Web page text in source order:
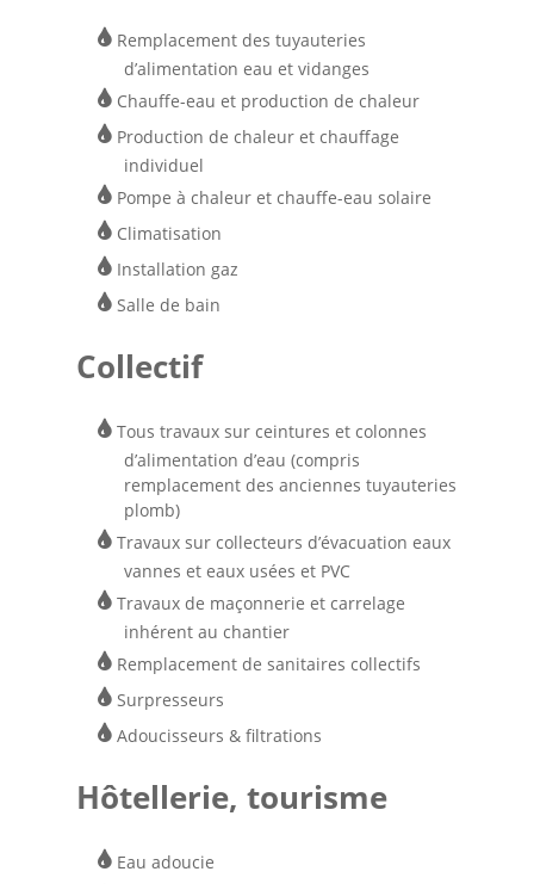
Remplacement des tuyauteries
d’alimentation eau et vidanges
Chauffe-eau et production de chaleur
Production de chaleur et chauffage
individuel
Pompe à chaleur et chauffe-eau solaire
Climatisation
Installation gaz
Salle de bain
Collectif
Tous travaux sur ceintures et colonnes
d’alimentation d’eau (compris
remplacement des anciennes tuyauteries
plomb)
Travaux sur collecteurs d’évacuation eaux
vannes et eaux usées et PVC
Travaux de maçonnerie et carrelage
inhérent au chantier
Remplacement de sanitaires collectifs
Surpresseurs
Adoucisseurs & filtrations
Hôtellerie, tourisme
Eau adoucie